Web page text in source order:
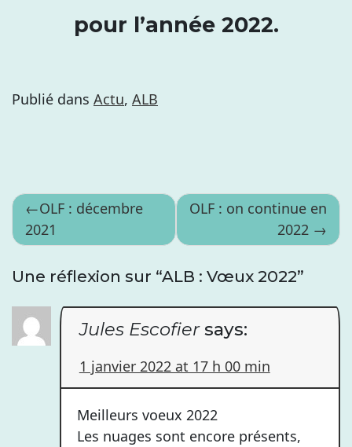
pour l’année 2022.
Publié dans Actu, ALB
Navigation
de
l’article
OLF : décembre
2021
OLF : on continue en
2022
Une réflexion sur “ALB : Vœux 2022”
Jules Escofier says:
1 janvier 2022 at 17 h 00 min
Meilleurs voeux 2022
Les nuages sont encore présents,